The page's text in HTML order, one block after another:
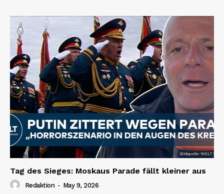
Tag des Sieges: Moskaus Parade fällt kleiner aus
Redaktion - May 9, 2026